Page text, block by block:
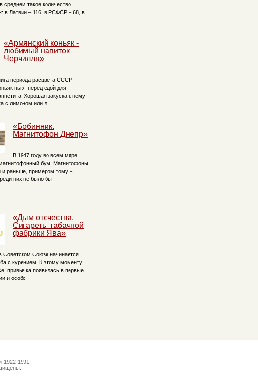
среднем такое количество
в Латвии – 116, в РСФСР – 68, в
«Армянский коньяк -
любимый напиток
Черчилля»
периода расцвета СССР
пьют перед едой для
Хорошая закуска к нему –
с лимоном или л
«Бобинник.
Магнитофон Днепр»
В 1947 году во всем мире
бум. Магнитофоны
и раньше, примером тому –
них не было бы
«Дым отечества.
Сигареты табачной
фабрики Ява»
Советском Союзе начинается
с курением. К этому моменту
привычка появилась в первые
и особе
1922-1991.